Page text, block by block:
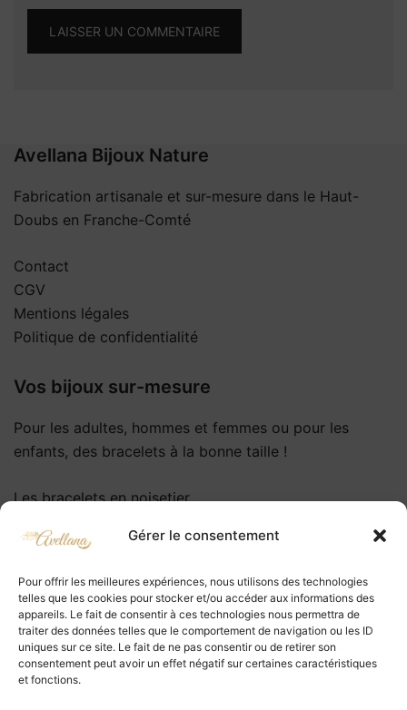
Gérer le consentement
Pour offrir les meilleures expériences, nous utilisons des technologies
telles que les cookies pour stocker et/ou accéder aux informations des
appareils. Le fait de consentir à ces technologies nous permettra de
traiter des données telles que le comportement de navigation ou les ID
uniques sur ce site. Le fait de ne pas consentir ou de retirer son
consentement peut avoir un effet négatif sur certaines caractéristiques
et fonctions.
Avellana Bijoux Nature
Fabrication artisanale et sur-mesure dans le Haut-
Doubs en Franche-Comté
Contact
CGV
Mentions légales
Politique de confidentialité
Vos bijoux sur-mesure
Pour les adultes, hommes et femmes ou pour les
enfants, des bracelets à la bonne taille !
Les bracelets en noisetier
Les bracelets en pierres
Des bijoux à offrir ou à s’offrir
Des bijoux nature, esthétiques et éthiques
Chaque bijou est personnalisable selon vos souhaits